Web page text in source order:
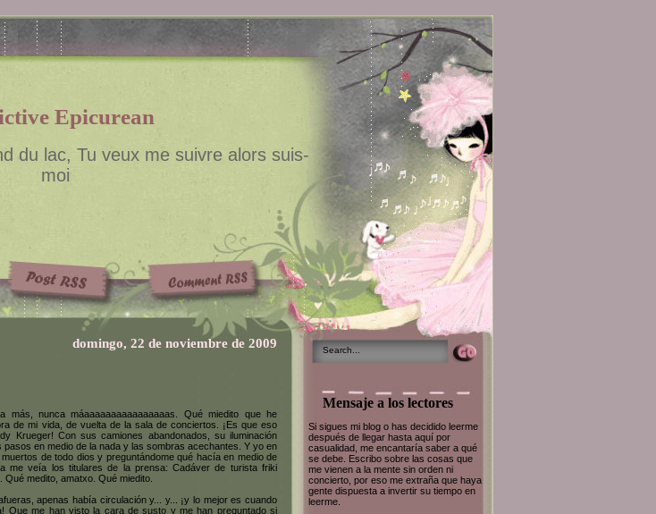
Epicurean
du lac, Tu veux me suivre alors suis-
moi
domingo, 22 de noviembre de 2009
más, nunca máaaaaaaaaaaaaaaaas. Qué miedito que he
de mi vida, de vuelta de la sala de conciertos. ¡Es que eso
Krueger! Con sus camiones abandonados, su iluminación
en medio de la nada y las sombras acechantes. Y yo en
de todo dios y preguntándome qué hacía en medio de
me veía los titulares de la prensa: Cadáver de turista friki
medito, amatxo. Qué miedito.
apenas había circulación y... y... ¡y lo mejor es cuando
Que me han visto la cara de susto y me han preguntado si
Mensaje a los lectores
Si sigues mi blog o has decidido leerme
después de llegar hasta aquí por
casualidad, me encantaría saber a qué
se debe. Escribo sobre las cosas que
me vienen a la mente sin orden ni
concierto, por eso me extraña que haya
gente dispuesta a invertir su tiempo en
leerme.